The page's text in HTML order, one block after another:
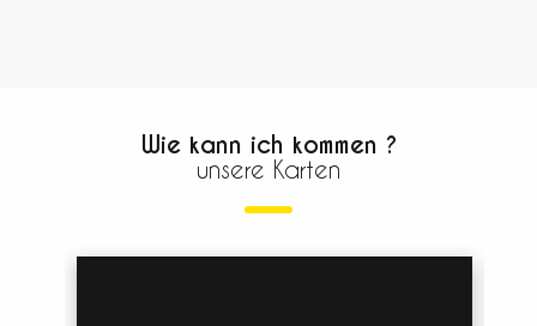
Wie kann ich kommen ?
unsere Karten